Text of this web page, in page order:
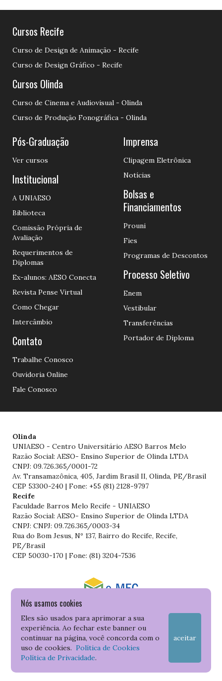
Nós usamos cookies
Eles são usados para aprimorar a sua
experiência. Ao fechar este banner ou
continuar na página, você concorda com o
uso de cookies.Política de Cookies
Política de Privacidade.
aceitar
Cursos Recife
Curso de Design de Animação - Recife
Curso de Design Gráfico - Recife
Cursos Olinda
Curso de Cinema e Audiovisual - Olinda
Curso de Produção Fonográfica - Olinda
Pós-Graduação
Ver cursos
Institucional
A UNIAESO
Biblioteca
Comissão Própria de
Avaliação
Requerimentos de
Diplomas
Ex-alunos: AESO Conecta
Revista Pense Virtual
Como Chegar
Intercâmbio
Contato
Trabalhe Conosco
Ouvidoria Online
Fale Conosco
Imprensa
Clipagem Eletrônica
Notícias
Bolsas e
Financiamentos
Prouni
Fies
Programas de Descontos
Processo Seletivo
Enem
Vestibular
Transferências
Portador de Diploma
Olinda
UNIAESO - Centro Universitário AESO Barros Melo
Razão Social: AESO- Ensino Superior de Olinda LTDA
CNPJ: 09.726.365/0001-72
Av. Transamazônica, 405, Jardim Brasil II, Olinda, PE/Brasil
CEP 53300-240 | Fone: +55 (81) 2128-9797
Recife
Faculdade Barros Melo Recife - UNIAESO
Razão Social: AESO- Ensino Superior de Olinda LTDA
CNPJ: CNPJ: 09.726.365/0003-34
Rua do Bom Jesus, Nº 137, Bairro do Recife, Recife,
PE/Brasil
CEP 50030-170 | Fone: (81) 3204-7536
Consulte o cadastro da Instituição no Sistema do e-MEC